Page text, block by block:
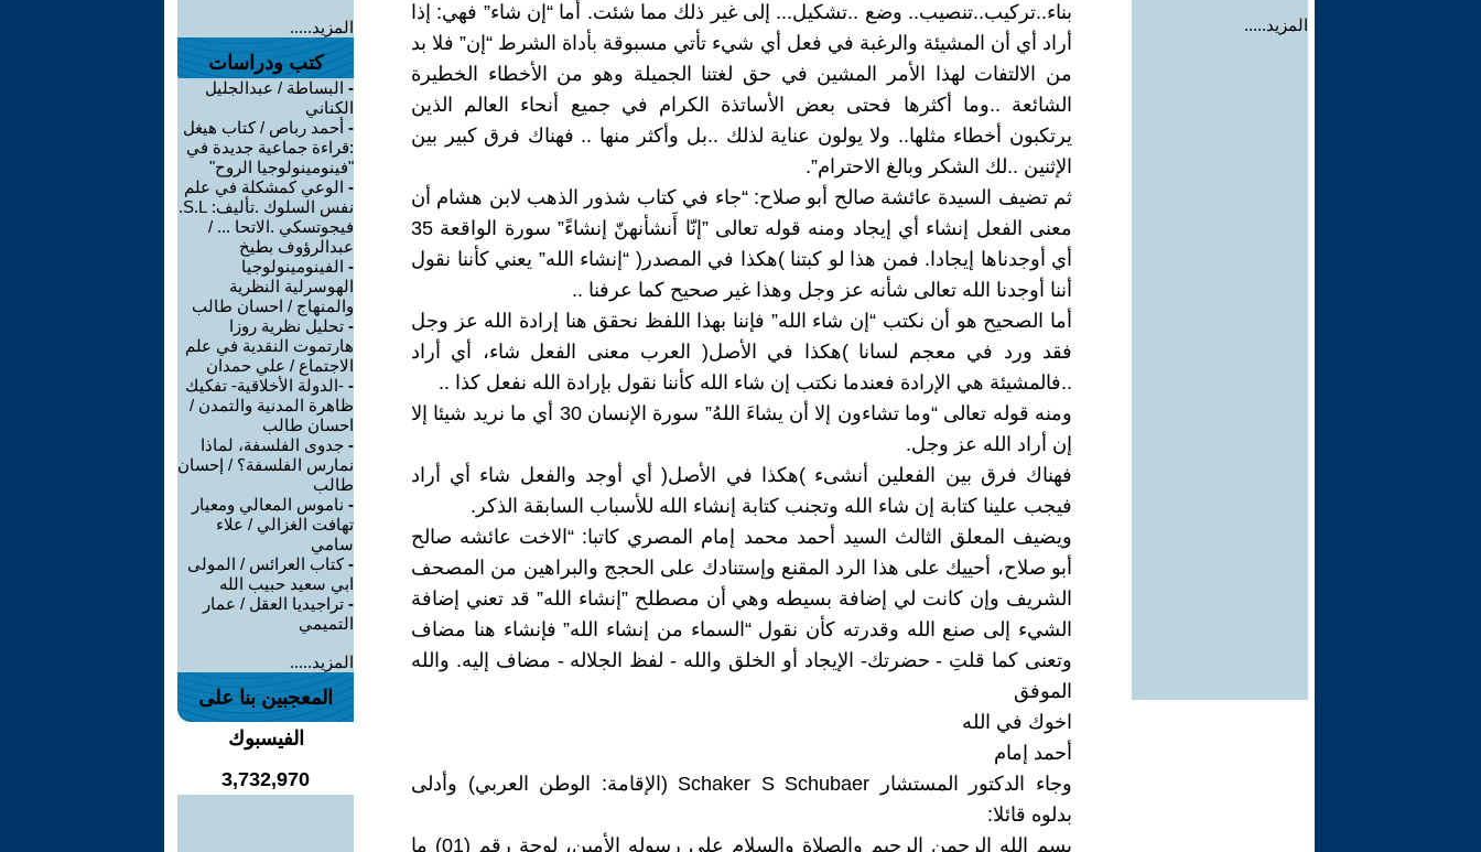
المزيد.....
بناء..تركيب..تنصيب.. وضع ..تشكيل... إلى غير ذلك مما شئت. أما “إن شاء” فهي: إذا
أراد أي أن المشيئة والرغبة في فعل أي شيء تأتي مسبوقة بأداة الشرط “إن” فلا بد
من الالتفات لهذا الأمر المشين في حق لغتنا الجميلة وهو من الأخطاء الخطيرة
الشائعة ..وما أكثرها فحتى بعض الأساتذة الكرام في جميع أنحاء العالم الذين
يرتكبون أخطاء مثلها.. ولا يولون عناية لذلك ..بل وأكثر منها .. فهناك فرق كبير بين
الإثنين ..لك الشكر وبالغ الاحترام”.
ثم تضيف السيدة عائشة صالح أبو صلاح: “جاء في كتاب شذور الذهب لابن هشام أن
معنى الفعل إنشاء أي إيجاد ومنه قوله تعالى ”إنّا أَنشأنهنّ إنشاءً” سورة الواقعة 35
أي أوجدناها إيجادا. فمن هذا لو كبتنا )هكذا في المصدر( “إنشاء الله” يعني كأننا نقول
أننا أوجدنا الله تعالى شأنه عز وجل وهذا غير صحيح كما عرفنا ..
أما الصحيح هو أن نكتب “إن شاء الله” فإننا بهذا اللفظ نحقق هنا إرادة الله عز وجل
فقد ورد في معجم لسانا )هكذا في الأصل( العرب معنى الفعل شاء، أي أراد
..فالمشيئة هي الإرادة فعندما نكتب إن شاء الله كأننا نقول بإرادة الله نفعل كذا ..
ومنه قوله تعالى “وما تشاءون إلا أن يشاءَ اللهُ” سورة الإنسان 30 أي ما نريد شيئا إلا
إن أراد الله عز وجل.
فهناك فرق بين الفعلين أنشىء )هكذا في الأصل( أي أوجد والفعل شاء أي أراد
فيجب علينا كتابة إن شاء الله وتجنب كتابة إنشاء الله للأسباب السابقة الذكر.
ويضيف المعلق الثالث السيد أحمد محمد إمام المصري كاتبا: “الاخت عائشه صالح
أبو صلاح، أحييك على هذا الرد المقنع وإستنادك على الحجج والبراهين من المصحف
الشريف وإن كانت لي إضافة بسيطه وهي أن مصطلح ”إنشاء الله” قد تعني إضافة
الشيء إلى صنع الله وقدرته كأن نقول “السماء من إنشاء الله” فإنشاء هنا مضاف
وتعنى كما قلتِ - حضرتك- الإيجاد أو الخلق والله - لفظ الجلاله - مضاف إليه. والله
الموفق
اخوك في الله
أحمد إمام
وجاء الدكتور المستشار Schaker S Schubaer (الإقامة: الوطن العربي) وأدلى
بدلوه قائلا:
بسم الله الرحمن الرحيم والصلاة والسلام على رسوله الأمين، لوحة رقم (01) ما
المزيد.....
كتب ودراسات
- البساطة / عبدالجليل
الكناني
- أحمد رباص / كتاب هيغل
:قراءة جماعية جديدة في
"فينومينولوجيا الروح"
- الوعي كمشكلة في علم
نفس السلوك .تأليف: S.L.
فيجوتسكي .الاتحا ... /
عبدالرؤوف بطيخ
- الفينومينولوجيا
الهوسرلية النظرية
والمنهاج / احسان طالب
- تحليل نظرية روزا
هارتموت النقدية في علم
الاجتماع / علي حمدان
- -الدولة الأخلاقية- تفكيك
ظاهرة المدنية والتمدن /
احسان طالب
- جدوى الفلسفة، لماذا
نمارس الفلسفة؟ / إحسان
طالب
- ناموس المعالي ومعيار
تهافت الغزالي / علاء
سامي
-كتاب العرائس / المولى
ابي سعيد حبيب الله
- تراجيديا العقل / عمار
التميمي
المزيد.....
المعجبين بنا على
الفيسبوك
3,732,970